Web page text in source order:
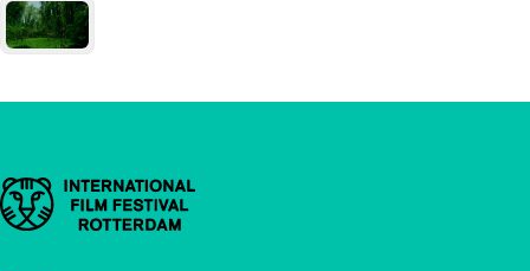
Belangrijke links